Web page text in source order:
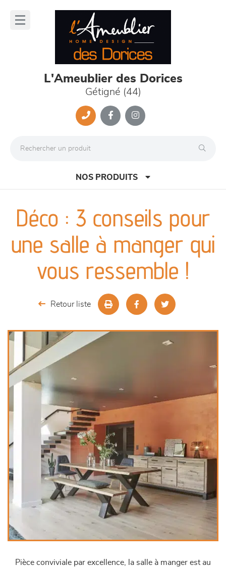
L'Ameublier des Dorices
Gétigné (44)
NOS PRODUITS
canapés et fauteuils
séjours
chambres et dressing
outdoor
Déco : 3 conseils pour
une salle à manger qui
vous ressemble !
Retour liste
Pièce conviviale par excellence, la salle à manger est au